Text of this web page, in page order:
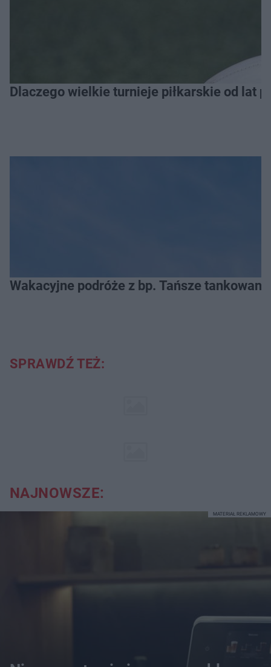
Dlaczego wielkie turnieje piłkarskie od lat
Wakacyjne podróże z bp. Tańsze
SPRAWDŹ TEŻ:
NAJNOWSZE:
MATERIAŁ REKLAMOWY